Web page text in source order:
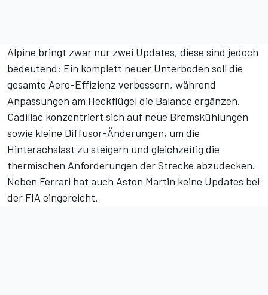
Alpine bringt zwar nur zwei Updates, diese sind jedoch
bedeutend: Ein komplett neuer Unterboden soll die
gesamte Aero-Effizienz verbessern, während
Anpassungen am Heckflügel die Balance ergänzen.
Cadillac konzentriert sich auf neue Bremskühlungen
sowie kleine Diffusor-Änderungen, um die
Hinterachslast zu steigern und gleichzeitig die
thermischen Anforderungen der Strecke abzudecken.
Neben Ferrari hat auch Aston Martin keine Updates bei
der FIA eingereicht.